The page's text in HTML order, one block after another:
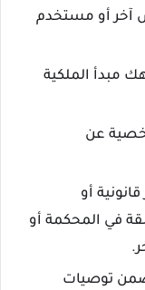
آخر أو مستخدم
مبدأ الملكية
عن
أو
في المحكمة أو
توصيات